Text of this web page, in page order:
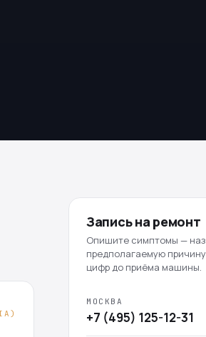
Запись на ремонт
Опишите симптомы —
предполагаемую
цифр до приёма машины.
МОСКВА
+7 (495) 125-12-31